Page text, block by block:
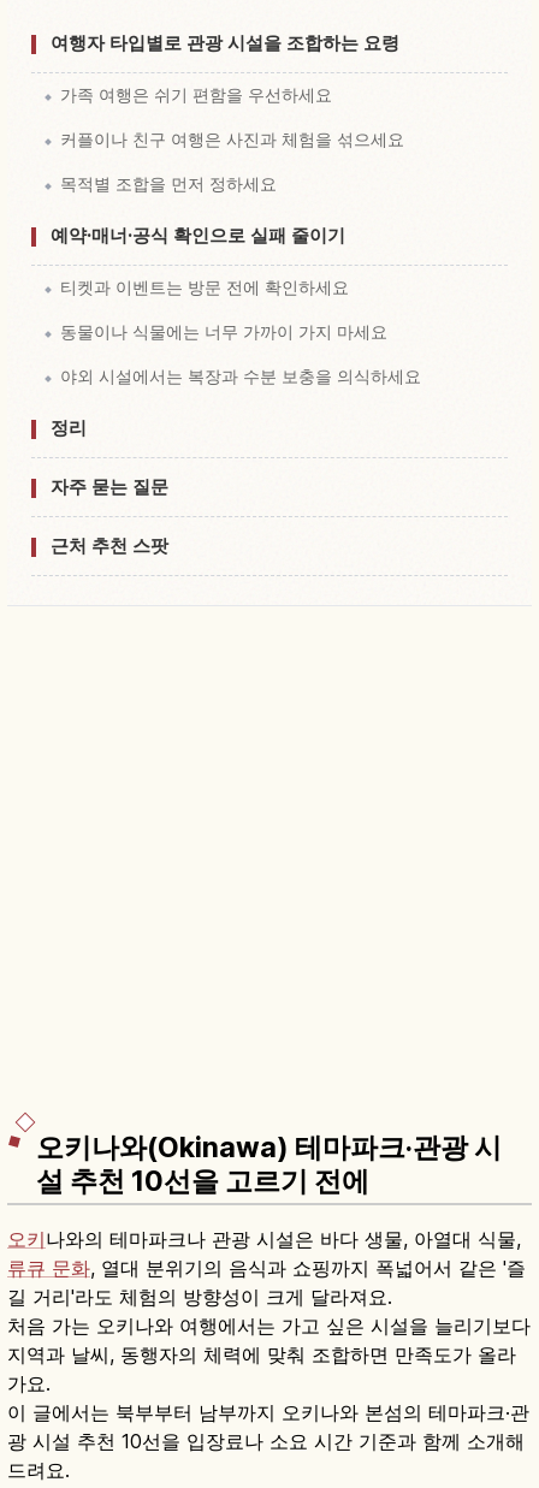
여행자 타입별로 관광 시설을 조합하는 요령
가족 여행은 쉬기 편함을 우선하세요
커플이나 친구 여행은 사진과 체험을 섞으세요
목적별 조합을 먼저 정하세요
예약·매너·공식 확인으로 실패 줄이기
티켓과 이벤트는 방문 전에 확인하세요
동물이나 식물에는 너무 가까이 가지 마세요
야외 시설에서는 복장과 수분 보충을 의식하세요
정리
자주 묻는 질문
근처 추천 스팟
오키나와(Okinawa) 테마파크·관광 시
설 추천 10선을 고르기 전에
오키나와의 테마파크나 관광 시설은 바다 생물, 아열대 식물,
류큐 문화, 열대 분위기의 음식과 쇼핑까지 폭넓어서 같은 '즐
길 거리'라도 체험의 방향성이 크게 달라져요.
처음 가는 오키나와 여행에서는 가고 싶은 시설을 늘리기보다
지역과 날씨, 동행자의 체력에 맞춰 조합하면 만족도가 올라
가요.
이 글에서는 북부부터 남부까지 오키나와 본섬의 테마파크·관
광 시설 추천 10선을 입장료나 소요 시간 기준과 함께 소개해
드려요.